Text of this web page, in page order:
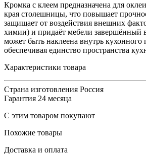
Кромка с клеем предназначена для
края столешницы, что повышает
защищает от воздействия внешних
химии) и придаёт мебели завершённый
может быть наклеена внутрь кухонного
обеспечивая единство пространства
Характеристики товара
Страна изготовления Россия
Гарантия 24 месяца
С этим товаром покупают
Похожие товары
Доставка и оплата